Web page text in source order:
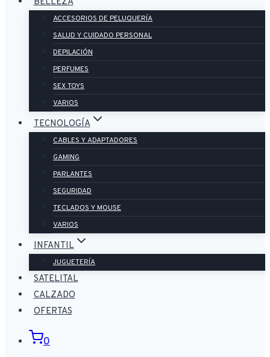
ACCESORIOS DE PELUQUERÍA
SALUD Y CUIDADO PERSONAL
DEPILACIÓN
PERFUMES
SEX TOYS
VARIOS
TECNOLOGÍA
CABLES Y ADAPTADORES
GAMING
PARLANTES
SEGURIDAD
TECLADOS Y MOUSE
VARIOS
INFANTIL
JUGUETERÍA
SATELITAL
CALZADO
OFERTAS
0